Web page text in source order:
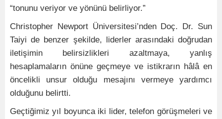
“tonunu veriyor ve yönünü belirliyor.”
Christopher Newport Üniversitesi’nden Doç. Dr. Sun
Taiyi de benzer şekilde, liderler arasındaki doğrudan
iletişimin belirsizlikleri azaltmaya, yanlış
hesaplamaların önüne geçmeye ve istikrarın hâlâ en
öncelikli unsur olduğu mesajını vermeye yardımcı
olduğunu belirtti.
Geçtiğimiz yıl boyunca iki lider, telefon görüşmeleri ve